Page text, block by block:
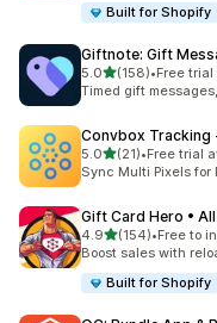
Built for Shopify
Giftnote: Gift
5.0별 5개 중
(158)
총 리뷰 158개
•Free
Timed gift
Convbox Tracking
5.0별 5개 중
(21)
총 리뷰 21개
•Free trial
Sync Multi Pixels for
Gift Card Hero •
4.9별 5개 중
(154)
총 리뷰 154개
•Free to
Boost sales with
Built for Shopify